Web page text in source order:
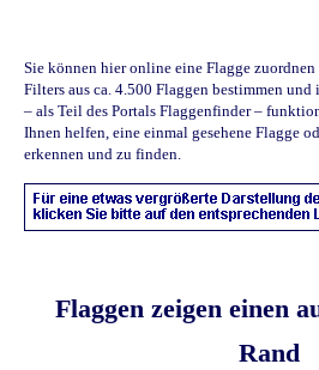
Sie können hier online eine Flagge
Filters aus ca. 4.500 Flaggen bestimmen
– als Teil des Portals Flaggenfinder –
Ihnen helfen, eine einmal gesehene Flagge
erkennen und zu finden.
Flaggen zeigen einen
Rand